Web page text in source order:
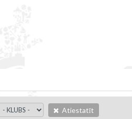
Atiestatīt